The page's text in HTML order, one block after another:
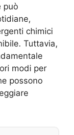
può
chimici
Tuttavia,
modi per
possono